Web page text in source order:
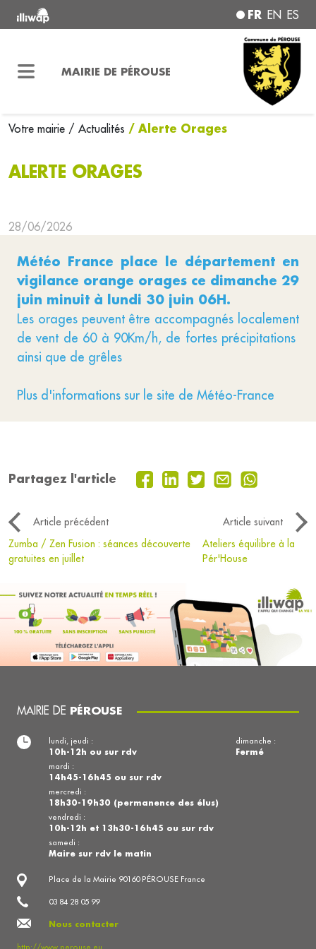
FR EN ES
MAIRIE DE PÉROUSE
Votre mairie / Actualités / Alerte Orages
ALERTE ORAGES
28/06/2026
Météo France place le département en
vigilance orange orages ce dimanche 29
juin minuit à lundi 30 juin 06H.
Les orages peuvent être accompagnés localement
de vent de 60 à 90Km/h, de fortes précipitations
ainsi que de grêles
Plus d'informations sur le site de Météo-France
Partagez l'article
Article précédent
Article suivant
Zumba / Zen Fusion : séances découverte
gratuites en juillet
Ateliers équilibre à la
Pér'House
MAIRIE DE PÉROUSE
Place de la Mairie 90160 PÉROUSE France
03 84 28 05 99
Nous contacter
http://www.perouse.eu
lundi, jeudi :
10h-12h ou sur rdv
mardi :
14h45-16h45 ou sur rdv
mercredi :
18h30-19h30 (permanence des élus)
vendredi :
10h-12h et 13h30-16h45 ou sur rdv
samedi :
Maire sur rdv le matin
dimanche :
Fermé